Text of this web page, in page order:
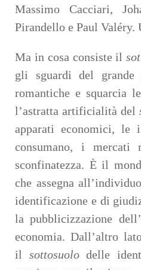
Massimo Cacciari,
Pirandello e Paul
Ma in cosa consiste il
gli sguardi del grande
romantiche e squarcia
l’astratta artificialità del
apparati economici, le
consumano, i mercati
sconfinatezza. È il
che assegna
identificazione e di
la pubblicizzazione
economia. Dall’altro
il sottosuolodelle